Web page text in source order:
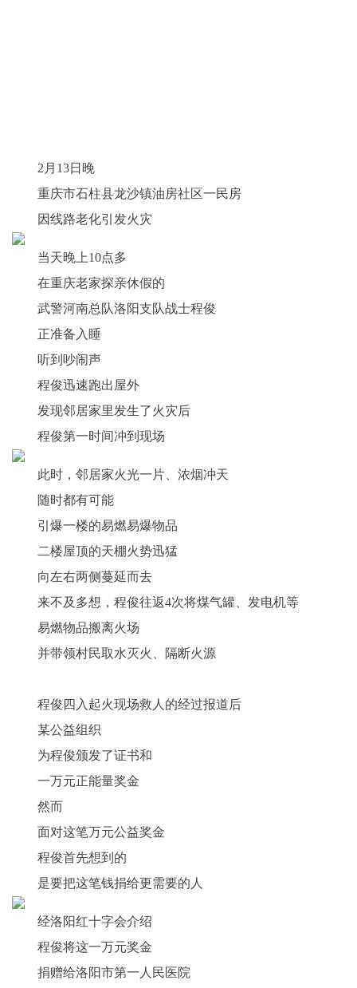
2月13日晚
重庆市石柱县龙沙镇油房社区一民房
因线路老化引发火灾
当天晚上10点多
在重庆老家探亲休假的
武警河南总队洛阳支队战士程俊
正准备入睡
听到吵闹声
程俊迅速跑出屋外
发现邻居家里发生了火灾后
程俊第一时间冲到现场
此时，邻居家火光一片、浓烟冲天
随时都有可能
引爆一楼的易燃易爆物品
二楼屋顶的天棚火势迅猛
向左右两侧蔓延而去
来不及多想，程俊往返4次将煤气罐、发电机等
易燃物品搬离火场
并带领村民取水灭火、隔断火源
程俊四入起火现场救人的经过报道后
某公益组织
为程俊颁发了证书和
一万元正能量奖金
然而
面对这笔万元公益奖金
程俊首先想到的
是要把这笔钱捐给更需要的人
经洛阳红十字会介绍
程俊将这一万元奖金
捐赠给洛阳市第一人民医院